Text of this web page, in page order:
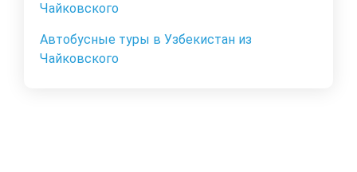
Чайковского
Автобусные туры в Узбекистан из
Чайковского